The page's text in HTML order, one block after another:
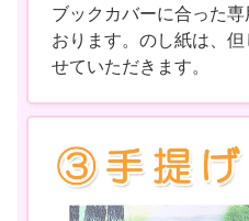
ブックカバーに合った
おります。のし紙は、
せていただきます。